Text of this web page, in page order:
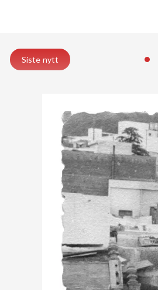
Siste nytt